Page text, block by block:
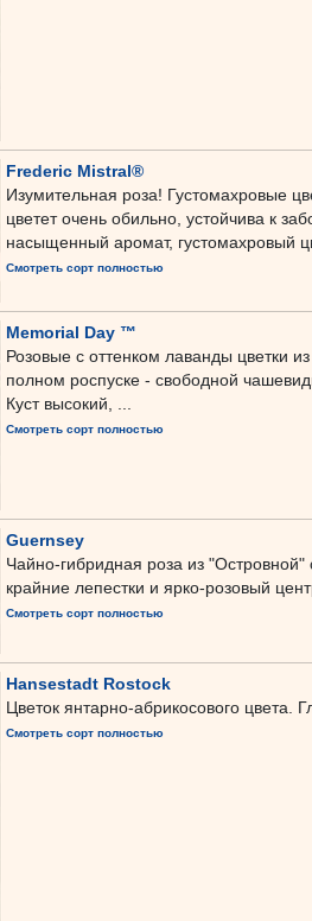
Frederic Mistral®
Изумительная роза! Густомахровые
цветет очень обильно, устойчива к
насыщенный аромат, густомахровый
Смотреть сорт полностью
Memorial Day ™
Розовые с оттенком лаванды цветки
полном роспуске - свободной
Куст высокий, ...
Смотреть сорт полностью
Guernsey
Чайно-гибридная роза из
крайние лепестки и ярко-розовый
Смотреть сорт полностью
Hansestadt Rostock
Цветок янтарно-абрикосового цвета.
Смотреть сорт полностью